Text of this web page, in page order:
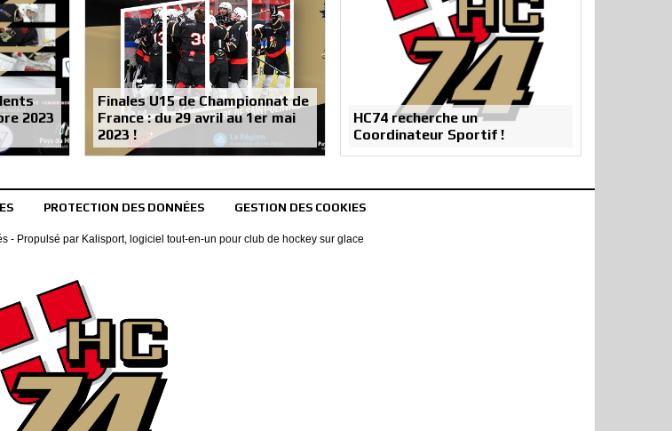
2023
Finales U15 de Championnat de
France : du 29 avril au 1er mai
2023 !
HC74 recherche un
Coordinateur Sportif !
PROTECTION DES DONNÉES GESTION DES COOKIES
- Propulsé par Kalisport, logiciel tout-en-un pour club de hockey sur glace